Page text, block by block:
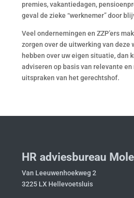
premies, vakantiedagen,
geval de zieke “werknemer” door
Veel ondernemingen en ZZP’ers
zorgen over de uitwerking van deze
hebben over uw eigen situatie, dan
adviseren op basis van relevante
uitspraken van het gerechtshof.
HR adviesbureau
Van Leeuwenhoekweg 2
3225 LX Hellevoetsluis